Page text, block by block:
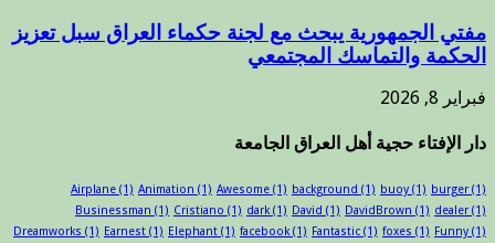
مفتي الجمهورية يبحث مع لجنة حكماء العراق سبل تعزيز
الحكمة والتماسك المجتمعي
فبراير 8, 2026
دار الإفتاء حجية أهل العراق الجامعة
Airplane (1) Animation (1) Awesome (1) background (1) buoy (1) burger (1)
Businessman (1) Cristiano (1) dark(1) David (1) DavidBrown (1) dealer (1)
Dreamworks (1) Earnest (1) Elephant (1) facebook(1) Fantastic (1) foxes (1) Funny (1)